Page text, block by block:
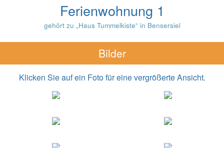
Ferienwohnung 1
gehört zu „Haus Tummelkiste“ in Bensersiel
Bilder
Klicken Sie auf ein Foto für eine vergrößerte Ansicht.